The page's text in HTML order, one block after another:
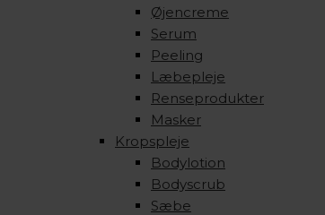
Øjencreme
Serum
Peeling
Læbepleje
Renseprodukter
Masker
Kropspleje
Bodylotion
Bodyscrub
Sæbe